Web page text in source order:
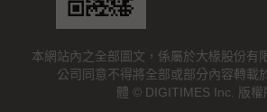
本網站內之全部圖文，係屬於大椽股份有
公司同意不得將全部或部分內容轉載
體 © DIGITIMES Inc. 版權